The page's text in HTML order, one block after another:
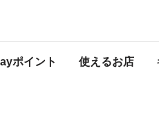
ポイント 使えるお店
PayPayか